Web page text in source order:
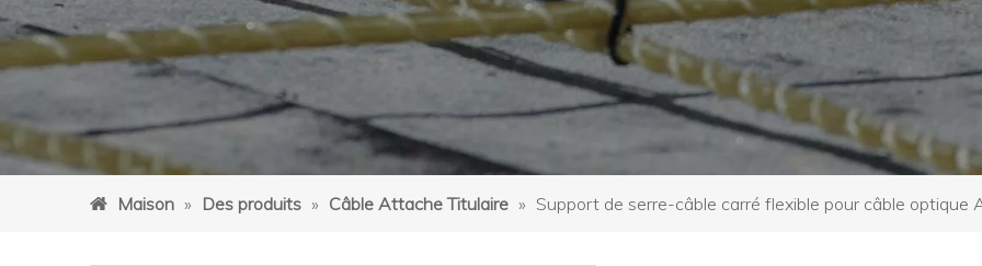
Maison » Des produits » Câble Attache Titulaire » Support de serre-câble carré flexible pour câble optique